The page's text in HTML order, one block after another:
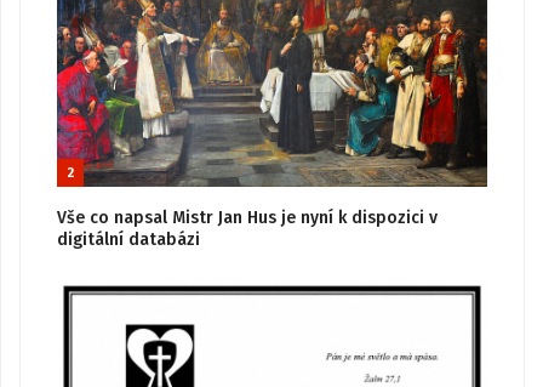
2
Vše co napsal Mistr Jan Hus je nyní k dispozici v
digitální databázi